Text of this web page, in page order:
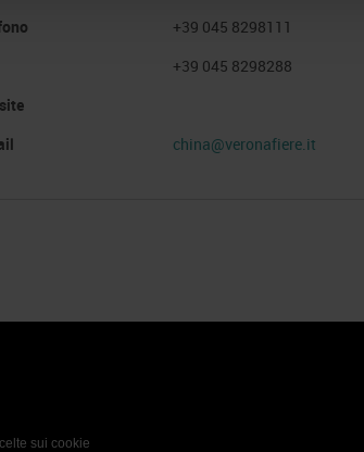
+39 045 8298111
+39 045 8298288
china@veronafiere.it
sui cookie